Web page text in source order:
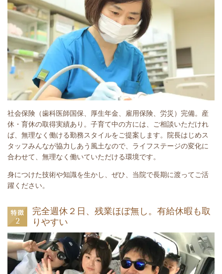
社会保険（歯科医師国保、厚生年金、雇用保険、労災）完備。産
休・育休の取得実績あり。子育て中の方には、ご相談いただけれ
ば、無理なく働ける勤務スタイルをご提案します。院長はじめス
タッフみんなが協力しあう風土なので、ライフステージの変化に
合わせて、無理なく働いていただける環境です。
身につけた技術や知識を生かし、ぜひ、当院で長期に渡ってご活
躍ください。
完全週休２日、残業ほぼ無し。有給休暇も取
りやすい